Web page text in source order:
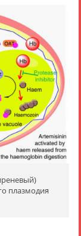
плазмодия